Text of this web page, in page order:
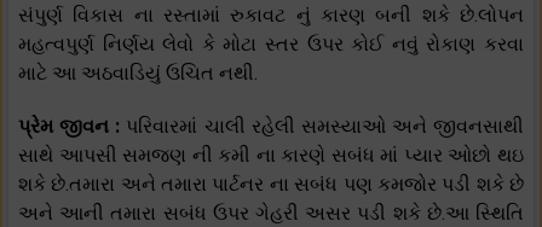
સંપુર્ણ વિકાસ ના રસ્તામાં રુકાવટ નું કારણ બની શકે છે.લોપન
મહત્વપુર્ણ નિર્ણય લેવો કે મોટા સ્તર ઉપર કોઈ નવું રોકાણ કરવા
માટે આ અઠવાડિયું ઉચિત નથી.
પ્રેમ જીવન : પરિવારમાં ચાલી રહેલી સમસ્યાઓ અને જીવનસાથી
સાથે આપસી સમજણ ની કમી ના કારણે સબંધ માં પ્યાર ઓછો થઇ
શકે છે.તમારા અને તમારા પાર્ટનર ના સબંધ પણ કમજોર પડી શકે છે
અને આની તમારા સબંધ ઉપર ગેહરી અસર પડી શકે છે.આ સ્થિતિ